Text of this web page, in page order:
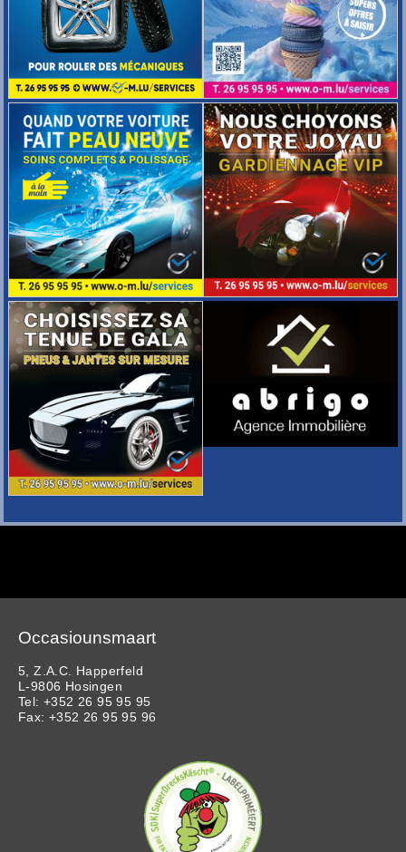
Occasiounsmaart
5, Z.A.C. Happerfeld
L-9806 Hosingen
Tel: +352 26 95 95 95
Fax: +352 26 95 95 96